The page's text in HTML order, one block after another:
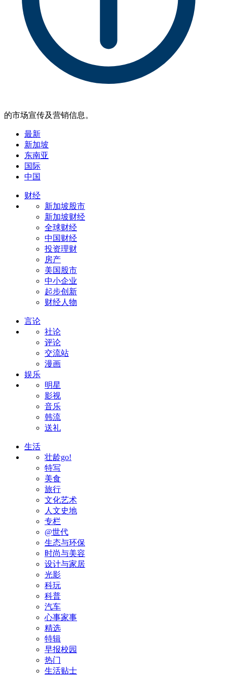
的市场宣传及营销信息。
最新
新加坡
东南亚
国际
中国
财经
新加坡股市
新加坡财经
全球财经
中国财经
投资理财
房产
美国股市
中小企业
起步创新
财经人物
言论
社论
评论
交流站
漫画
娱乐
明星
影视
音乐
韩流
送礼
生活
壮龄go!
特写
美食
旅行
文化艺术
人文史地
专栏
@世代
生态与环保
时尚与美容
设计与家居
光影
科玩
科普
汽车
心事家事
精选
特辑
早报校园
热门
生活贴士